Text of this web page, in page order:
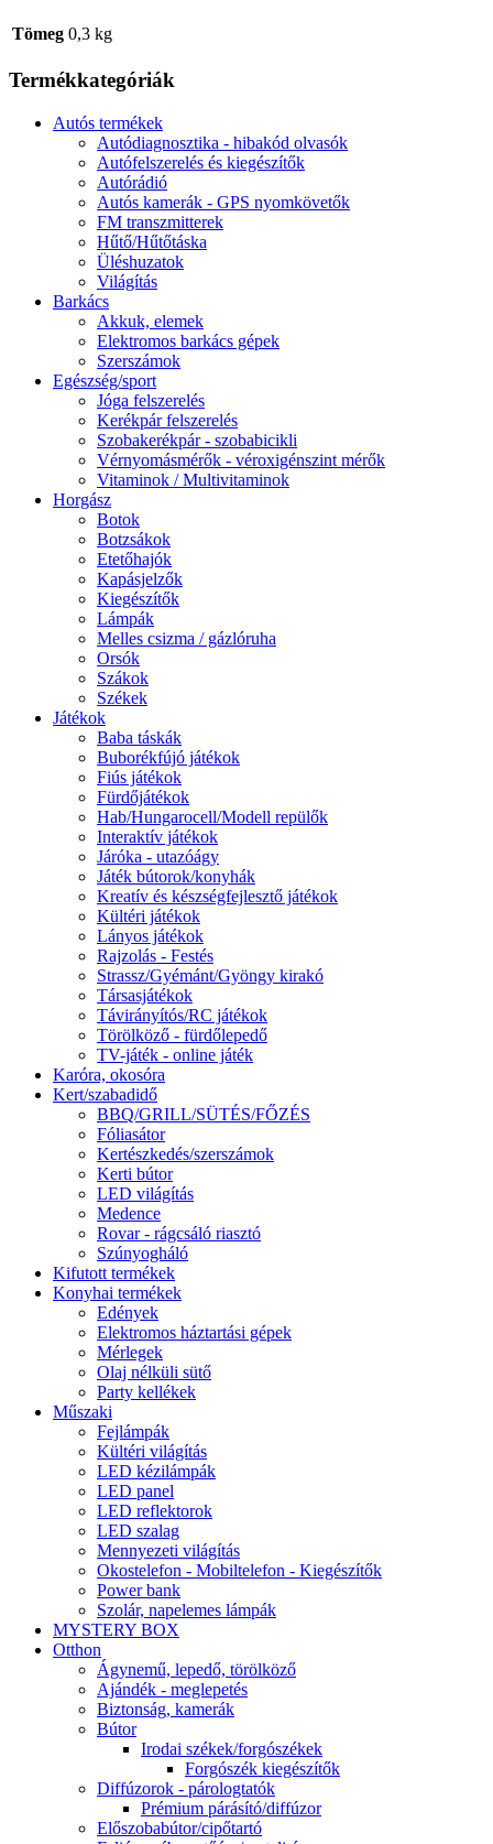
Tömeg 0,3 kg
Termékkategóriák
Autós termékek
Autódiagnosztika - hibakód olvasók
Autófelszerelés és kiegészítők
Autórádió
Autós kamerák - GPS nyomkövetők
FM transzmitterek
Hűtő/Hűtőtáska
Üléshuzatok
Világítás
Barkács
Akkuk, elemek
Elektromos barkács gépek
Szerszámok
Egészség/sport
Jóga felszerelés
Kerékpár felszerelés
Szobakerékpár - szobabicikli
Vérnyomásmérők - véroxigénszint mérők
Vitaminok / Multivitaminok
Horgász
Botok
Botzsákok
Etetőhajók
Kapásjelzők
Kiegészítők
Lámpák
Melles csizma / gázlóruha
Orsók
Szákok
Székek
Játékok
Baba táskák
Buborékfújó játékok
Fiús játékok
Fürdőjátékok
Hab/Hungarocell/Modell repülők
Interaktív játékok
Járóka - utazóágy
Játék bútorok/konyhák
Kreatív és készségfejlesztő játékok
Kültéri játékok
Lányos játékok
Rajzolás - Festés
Strassz/Gyémánt/Gyöngy kirakó
Társasjátékok
Távirányítós/RC játékok
Törölköző - fürdőlepedő
TV-játék - online játék
Karóra, okosóra
Kert/szabadidő
BBQ/GRILL/SÜTÉS/FŐZÉS
Fóliasátor
Kertészkedés/szerszámok
Kerti bútor
LED világítás
Medence
Rovar - rágcsáló riasztó
Szúnyogháló
Kifutott termékek
Konyhai termékek
Edények
Elektromos háztartási gépek
Mérlegek
Olaj nélküli sütő
Party kellékek
Műszaki
Fejlámpák
Kültéri világítás
LED kézilámpák
LED panel
LED reflektorok
LED szalag
Mennyezeti világítás
Okostelefon - Mobiltelefon - Kiegészítők
Power bank
Szolár, napelemes lámpák
MYSTERY BOX
Otthon
Ágynemű, lepedő, törölköző
Ajándék - meglepetés
Biztonság, kamerák
Bútor
Irodai székek/forgószékek
Forgószék kiegészítők
Diffúzorok - párologtatók
Prémium párásító/diffúzor
Előszobabútor/cipőtartó